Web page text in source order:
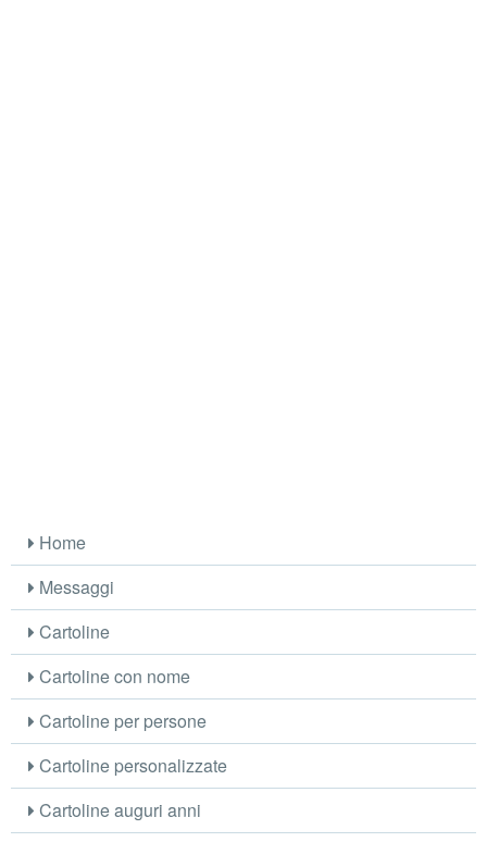
Home
Messaggi
Cartoline
Cartoline con nome
Cartoline per persone
Cartoline personalizzate
Cartoline auguri anni